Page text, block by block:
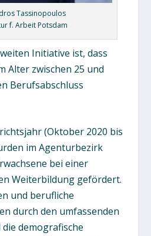
Tassinopoulos
f. Arbeit Potsdam
Initiative ist, dass
Alter zwischen 25 und
Berufsabschluss
(Oktober 2020 bis
im Agenturbezirk
bei einer
Weiterbildung gefördert.
und berufliche
durch den umfassenden
demografische